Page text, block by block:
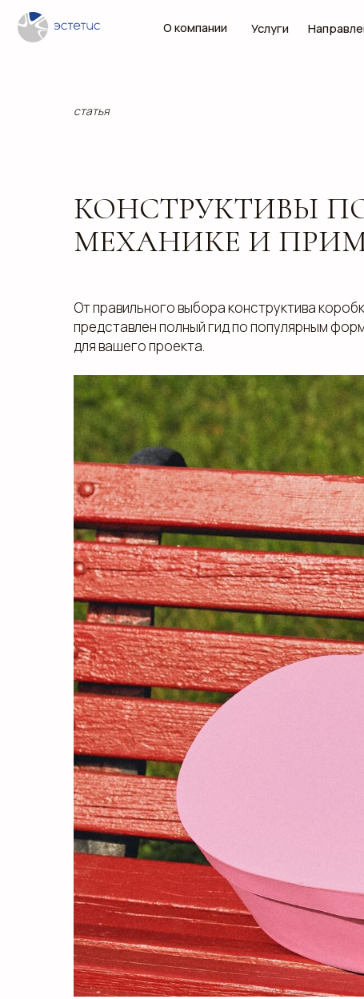
Направления
Услуги
О компании
статья
КОНСТРУКТИВЫ
МЕХАНИКЕ И
От правильного выбора конструктива
представлен полный гид по популярным
для вашего проекта.